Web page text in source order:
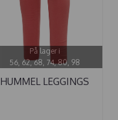
På lager i
56, 62, 68, 74, 80, 98
HUMMEL LEGGINGS